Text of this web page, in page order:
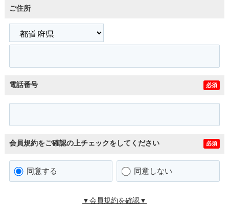
ご住所
電話番号 必須
会員規約をご確認の上チェックをしてください 必須
同意する 同意しない
▼会員規約を確認▼